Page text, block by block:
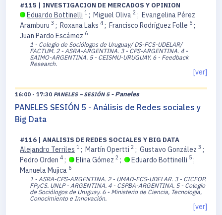
#115 | INVESTIGACION DE MERCADOS Y OPINION
Eduardo Bottinelli 1 ; Miguel Oliva 2 ; Evangelina Pérez
Aramburu 3 ; Roxana Laks 4 ; Francisco Rodríguez Folle 5 ;
Juan Pardo Escámez 6
1 - Colegio de Sociólogos de Uruguay/ DS-FCS-UDELAR/
FACTUM. 2 - ASRA-ARGENTINA. 3 - CPS-ARGENTINA. 4 -
SAIMO-ARGENTINA. 5 - CEISMU-URUGUAY. 6 - Feedback
Research.
[ver]
16:00 - 17:30 PANELES – SESIÓN 5 - Paneles
PANELES SESIÓN 5 - Análisis de Redes sociales y
Big Data
#116 | ANALISIS DE REDES SOCIALES Y BIG DATA
Alejandro Terriles 1 ; Martín Opertti 2 ; Gustavo González 3 ;
Pedro Orden 4 ; Elina Gómez 2 ; Eduardo Bottinelli 5 ;
Manuela Mujica 6
1 - ASRA-CPS-ARGENTINA. 2 - UMAD-FCS-UDELAR. 3 - CICEOP.
FPyCS. UNLP - ARGENTINA. 4 - CSPBA-ARGENTINA. 5 - Colegio
de Sociólogos de Uruguay. 6 - Ministerio de Ciencia, Tecnología,
Conocimiento e Innovación.
[ver]